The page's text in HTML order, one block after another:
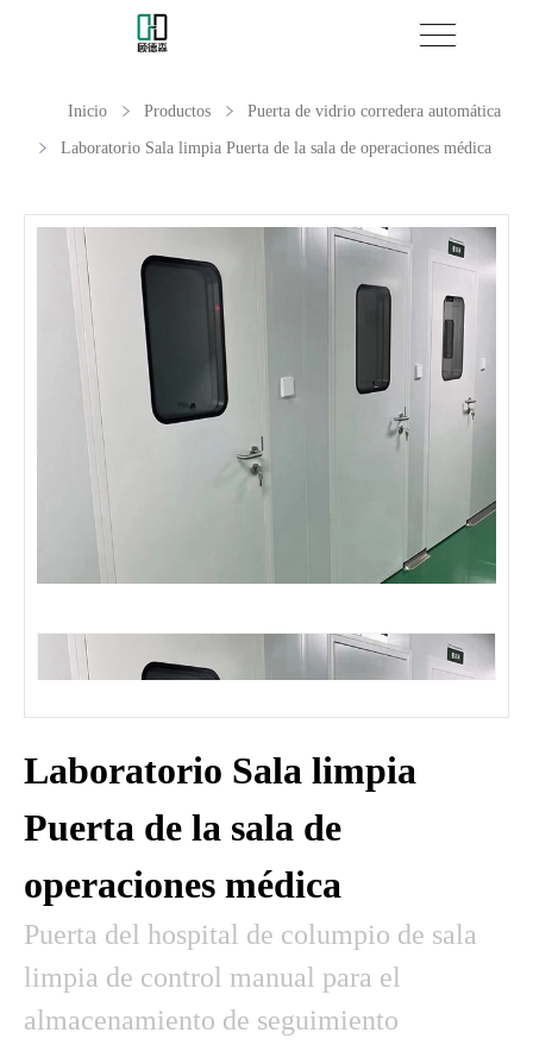
Inicio Productos Puerta de vidrio corredera automática
Laboratorio Sala limpia Puerta de la sala de operaciones médica
Laboratorio Sala limpia
Puerta de la sala de
operaciones médica
Puerta del hospital de columpio de sala
limpia de control manual para el
almacenamiento de seguimiento